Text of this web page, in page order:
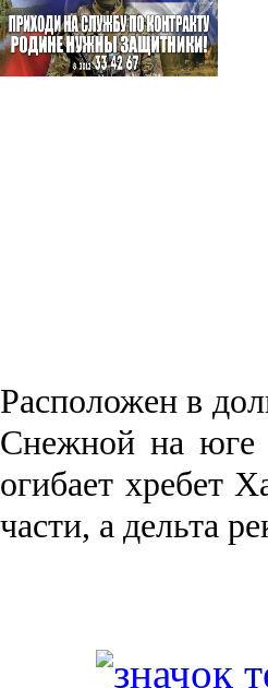
Рас­положен в
Снежной на юге
огибает хребет
части, а дельта